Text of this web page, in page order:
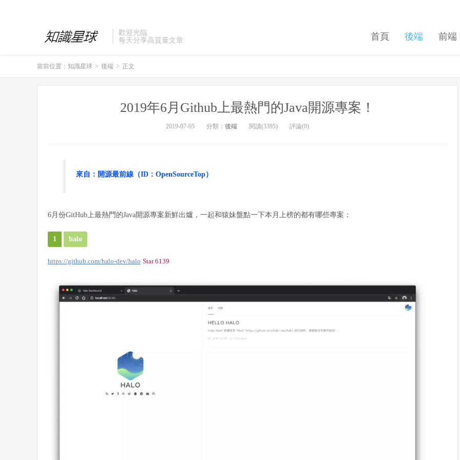
歡迎光臨
每天分享高質量文章
首頁 後端 前端
當前位置： 知識星球 > 後端 > 正文
2019年6月Github上最熱門的Java開源專案！
2019-07-05 分類： 後端 閱讀(3395) 評論(0)
來自：開源最前線（ID：OpenSourceTop）
6月份GitHub上最熱門的Java開源專案新鮮出爐，一起和猿妹盤點一下本月上榜的都有哪些專案：
1 halo
https://github.com/halo-dev/halo Star 6139